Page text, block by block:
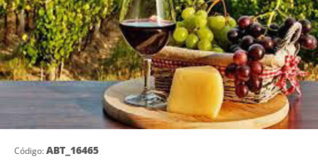
Código:ABT_16465